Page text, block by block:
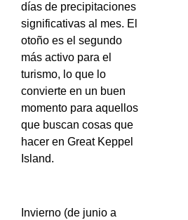
días de precipitaciones
significativas al mes. El
otoño es el segundo
más activo para el
turismo, lo que lo
convierte en un buen
momento para aquellos
que buscan cosas que
hacer en Great Keppel
Island.
Invierno (de junio a